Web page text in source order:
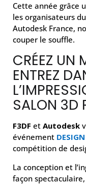
Cette année grâce
les organisateurs
Autodesk France,
couper le souffle.
CRÉEZ UN
ENTREZ
SALON 3D
F3DF et Autodesk
événement
compétition de
La conception et
façon